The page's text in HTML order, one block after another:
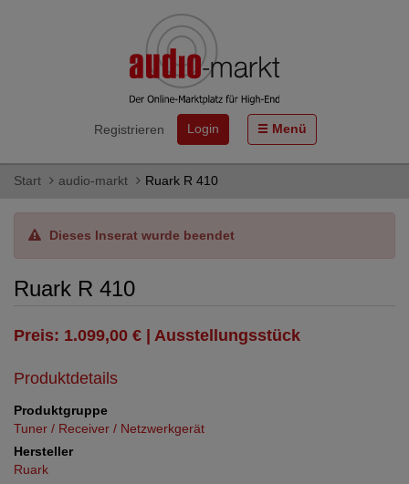
Registrieren Login Menü
Start audio-markt Ruark R 410
Dieses Inserat wurde beendet
Ruark R 410
Preis: 1.099,00 € | Ausstellungsstück
Produktdetails
Produktgruppe
Tuner / Receiver / Netzwerkgerät
Hersteller
Ruark